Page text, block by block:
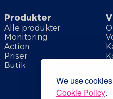
We use
Cookie Policy.
Produkter
Alle produkter
Monitoring
Action
Priser
Butik